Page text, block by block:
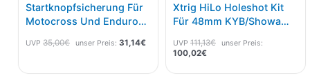
Startknopfsicherung Für
Motocross Und Enduro
UVP 35,00€ unser Preis: 31,14€
Xtrig HiLo Holeshot Kit
Für 48mm KYB/Showa
UVP 111,13€ unser Preis:
100,02€